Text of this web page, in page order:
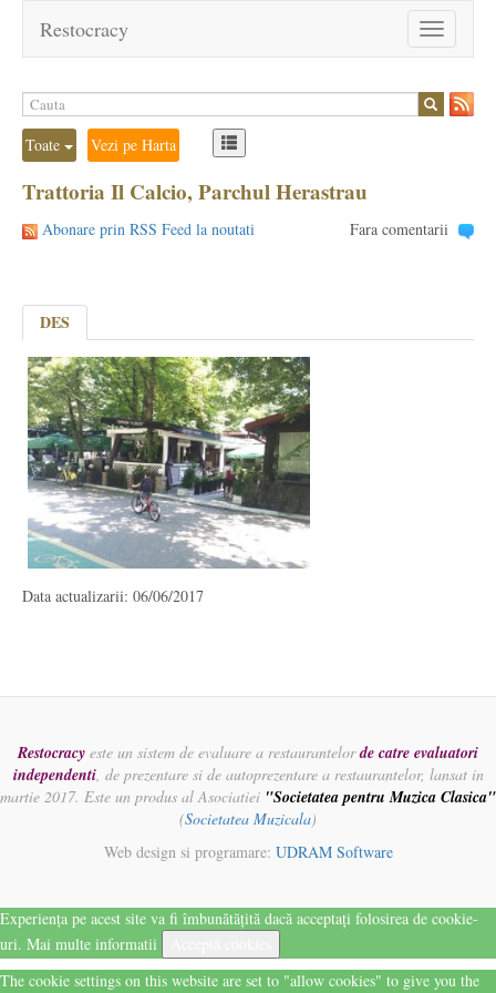
Toggle
navigation
Restocracy
Toate Vezi pe Harta
Trattoria Il Calcio, Parchul Herastrau
Abonare prin RSS Feed la noutati Fara comentarii
DES
Data actualizarii: 06/06/2017
Restocracy este un sistem de evaluare a restaurantelorde catre evaluatori
independenti, de prezentare si de autoprezentare a restaurantelor, lansat in
martie 2017. Este un produs al Asociatiei "Societatea pentru Muzica Clasica"
(Societatea Muzicala)
Web design si programare: UDRAM Software
Experiența pe acest site va fi îmbunătățită dacă acceptați folosirea de cookie-
uri. Mai multe informatii
The cookie settings on this website are set to "allow cookies" to give you the